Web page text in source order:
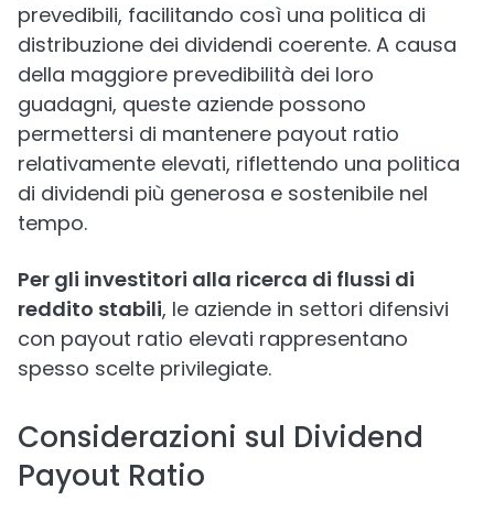
prevedibili, facilitando così una politica di
distribuzione dei dividendi coerente. A causa
della maggiore prevedibilità dei loro
guadagni, queste aziende possono
permettersi di mantenere payout ratio
relativamente elevati, riflettendo una politica
di dividendi più generosa e sostenibile nel
tempo.
Per gli investitori alla ricerca di flussi di
reddito stabili, le aziende in settori difensivi
con payout ratio elevati rappresentano
spesso scelte privilegiate.
Considerazioni sul Dividend
Payout Ratio